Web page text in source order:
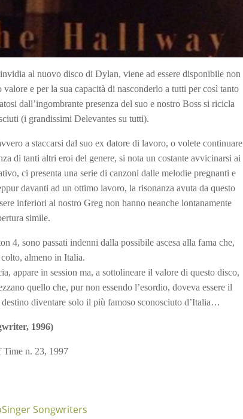
al nuovo disco di Dylan, viene ad essere disponibile non
e per la sua capacità di nasconderlo a tutti per così tanto
dall’ingombrante presenza del suo e nostro Boss si ricicla
(i grandissimi Delevantes su tutti).
a staccarsi dal suo ex datore di lavoro, o volete continuare
di tanti altri eroi del genere, si nota un costante avvicinarsi ai
ci presenta una serie di canzoni dalle melodie pregnanti e
davanti ad un ottimo lavoro, la risonanza avuta da questo
inferiori al nostro Greg non hanno neanche lontanamente
simile.
sono passati indenni dalla possibile ascesa alla fama che,
almeno in Italia.
appare in session ma, a sottolineare il valore di questo disco,
quello che, pur non essendo l’esordio, doveva essere il
diventare solo il più famoso sconosciuto d’Italia…
1996)
Time n. 23, 1997
Singer Songwriters